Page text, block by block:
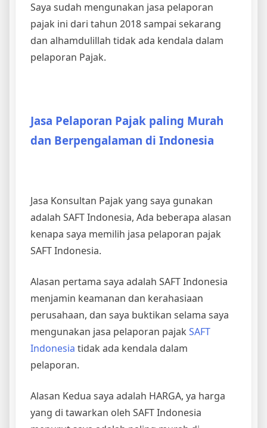
Saya sudah mengunakan jasa pelaporan
pajak ini dari tahun 2018 sampai sekarang
dan alhamdulillah tidak ada kendala dalam
pelaporan Pajak.
Jasa Pelaporan Pajak paling Murah
dan Berpengalaman di Indonesia
Jasa Konsultan Pajak yang saya gunakan
adalah SAFT Indonesia, Ada beberapa alasan
kenapa saya memilih jasa pelaporan pajak
SAFT Indonesia.
Alasan pertama saya adalah SAFT Indonesia
menjamin keamanan dan kerahasiaan
perusahaan, dan saya buktikan selama saya
mengunakan jasa pelaporan pajak SAFT
Indonesia tidak ada kendala dalam
pelaporan.
Alasan Kedua saya adalah HARGA, ya harga
yang di tawarkan oleh SAFT Indonesia